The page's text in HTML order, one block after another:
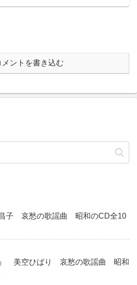
メントを書き込む
子 哀愁の歌謡曲 昭和のCD全10
』 美空ひばり 哀愁の歌謡曲 昭和